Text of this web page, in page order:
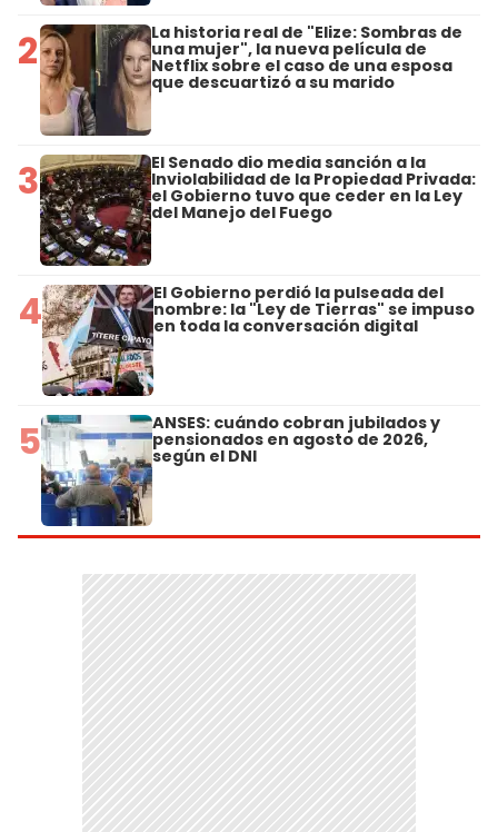
2 La historia real de "Elize: Sombras de
una mujer", la nueva película de
Netflix sobre el caso de una esposa
que descuartizó a su marido
3 El Senado dio media sanción a la
Inviolabilidad de la Propiedad Privada:
el Gobierno tuvo que ceder en la Ley
del Manejo del Fuego
4 El Gobierno perdió la pulseada del
nombre: la "Ley de Tierras" se impuso
en toda la conversación digital
5 ANSES: cuándo cobran jubilados y
pensionados en agosto de 2026,
según el DNI